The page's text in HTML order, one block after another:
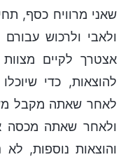
שאני מרוויח כסף,
ולאבי ולרכוש
אצטרך לקיים
להוצאות, כדי
לאחר שאתה מקבל
ולאחר שאתה מכסה
והוצאות נוספות,